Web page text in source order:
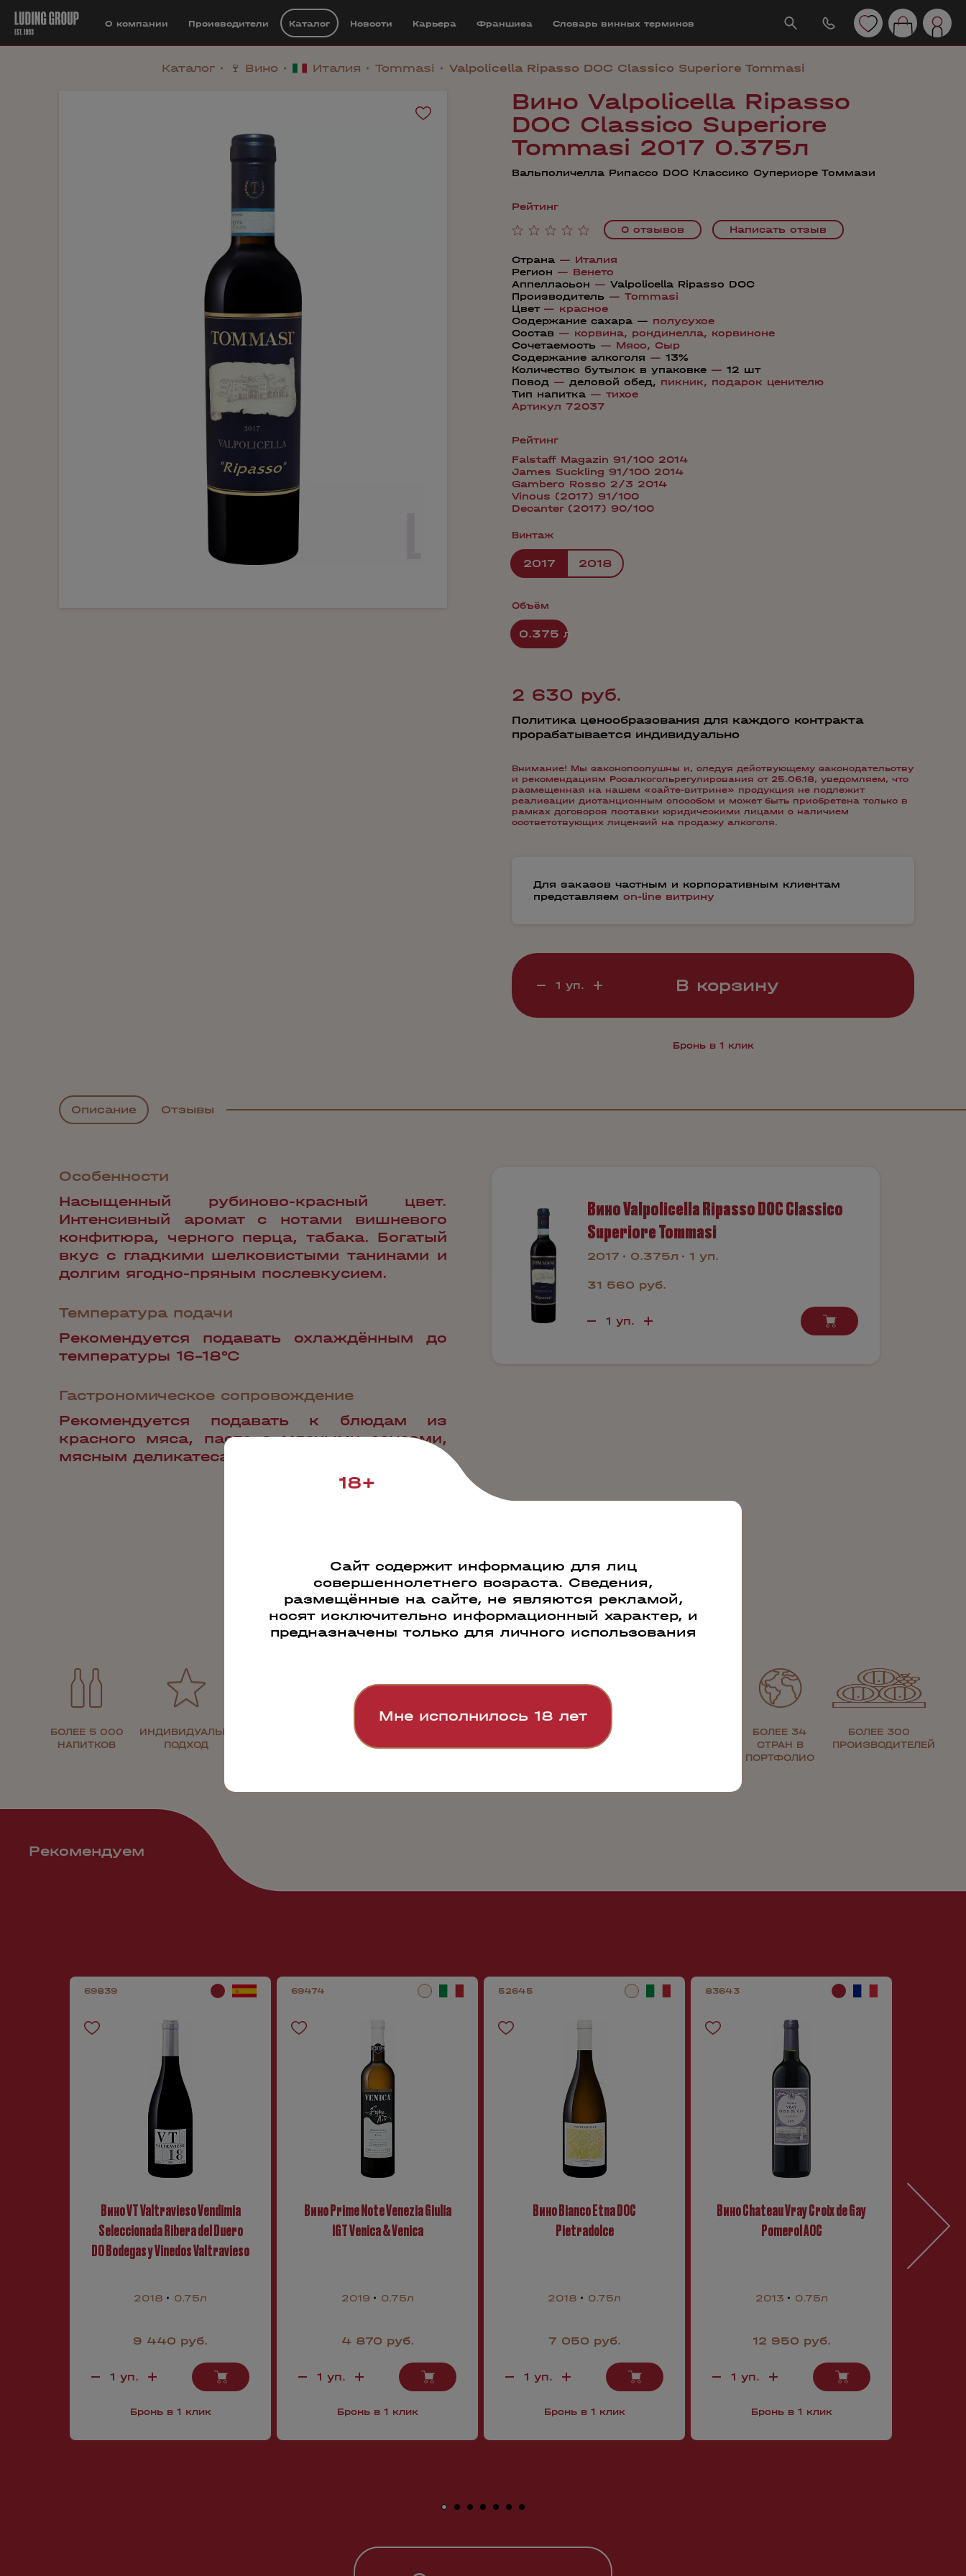
О компании Производители Каталог Новости Карьера Франшиза Cловарь винных терминов
Каталог 🍷 Вино Италия Tommasi Valpolicella Ripasso DOC Classico Superiore Tommasi
Вино Valpolicella Ripasso
DOC Classico Superiore
Tommasi 2017 0.375л
Вальполичелла Рипассо DOC Классико Супериоре Томмази
Рейтинг
0 отзывов
Написать отзыв
Страна — Италия
Регион — Венето
Аппелласьон — Valpolicella Ripasso DOC
Производитель — Tommasi
Цвет— красное
Содержание сахара — полусухое
Состав — корвина, рондинелла, корвиноне
Сочетаемость — Мясо, Сыр
Содержание алкоголя — 13%
Количество бутылок в упаковке — 12 шт
Повод — деловой обед, пикник, подарок ценителю
Тип напитка — тихое
Артикул 72037
Рейтинг
Falstaff Magazin 91/100 2014
James Suckling 91/100 2014
Gambero Rosso 2/3 2014
Vinous (2017) 91/100
Decanter (2017) 90/100
Винтаж
2017 2018
Объём
0.375 л
2 630 руб.
Политика ценообразования для каждого контракта
прорабатывается индивидуально
Внимание! Мы законопослушны и, следуя действующему законодательству
и рекомендациям Росалкогольрегулирования от 25.06.18, уведомляем, что
размещенная на нашем «сайте-витрине» продукция не подлежит
реализации дистанционным способом и может быть приобретена только в
рамках договоров поставки юридическими лицами с наличием
соответствующих лицензий на продажу алкоголя.
Для заказов частным и корпоративным клиентам
представляем on-line витрину
В корзину
Бронь в 1 клик
Вино Valpolicella Ripasso DOC Classico
Superiore Tommasi
2017 0.375л 1 уп.
31 560 руб.
Описание Отзывы
Особенности
Насыщенный рубиново-красный цвет.
Интенсивный аромат с нотами вишневого
конфитюра, черного перца, табака. Богатый
вкус с гладкими шелковистыми танинами и
долгим ягодно-пряным послевкусием.
Температура подачи
Рекомендуется подавать охлаждённым до
температуры 16-18°С
Гастрономическое сопровождение
Рекомендуется подавать к блюдам из
красного мяса, пасте с мясными соусами,
мясным деликатесам, твердым сырам.
Наши преимущества
БОЛЕЕ 5 000
НАПИТКОВ
ИНДИВИДУАЛЬНЫЙ
ПОДХОД
РАБОТАЕМ ПО
ВСЕЙ РОССИИ
ЛОГИСТИКИ
ПРОДАЖИ 500
000 БУТЫЛОК В
БОЛЕЕ 34
СТРАН В
ПОРТФОЛИО
БОЛЕЕ 300
ПРОИЗВОДИТЕЛЕЙ
Рекомендуем
69839
Вино VT Valtravieso Vendimia
Seleccionada Ribera del Duero
DO Bodegas y Vinedos Valtravieso
2018 0.75л
9 440 руб.
Бронь в 1 клик
69474
Вино Prime Note Venezia Giulia
IGT Venica & Venica
2019 0.75л
4 870 руб.
Бронь в 1 клик
52645
Вино Bianco Etna DOC
Pietradolce
2018 0.75л
7 050 руб.
Бронь в 1 клик
83643
Вино Chateau Vray Croix de Gay
Pomerol AOC
2013 0.75л
12 950 руб.
Бронь в 1 клик
18+
Сайт содержит информацию для лиц
совершеннолетнего возраста. Сведения,
размещённые на сайте, не являются рекламой,
носят исключительно информационный характер, и
предназначены только для личного использования
Мне исполнилось 18 лет